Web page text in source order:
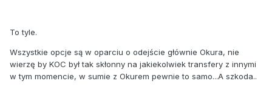
To tyle.
Wszystkie opcje są w oparciu o odejście głównie Okura, nie
wierzę by KOC był tak skłonny na jakiekolwiek transfery z innymi
w tym momencie, w sumie z Okurem pewnie to samo...A szkoda..